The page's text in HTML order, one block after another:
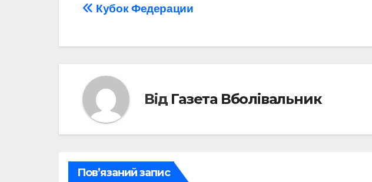
Навігація
Кубок Федерации
Від Газета Вболівальник
Пов’язаний запис